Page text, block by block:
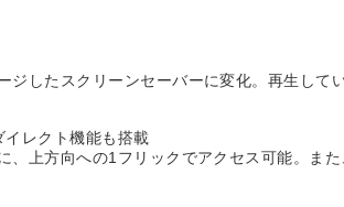
したスクリーンセーバーに変化。再生して
レクト機能も搭載
上方向への1フリックでアクセス可能。ま